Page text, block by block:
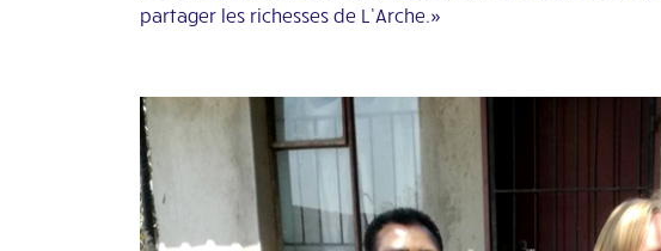
partager les richesses de L’Arche.»